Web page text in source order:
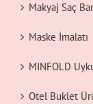
Makyaj Saç
Maske İmalatı
MINFOLD
Otel Buklet